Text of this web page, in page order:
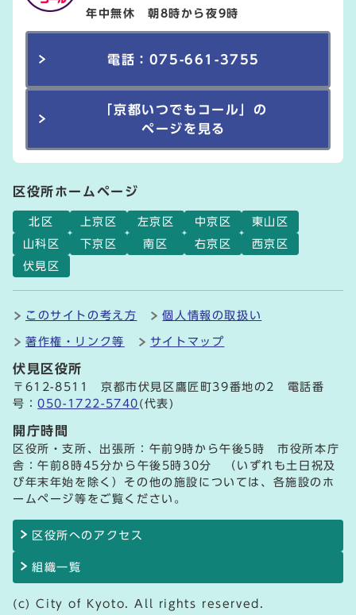
年中無休 朝8時から夜9時
電話：075-661-3755
「京都いつでもコール」の
ページを見る
区役所ホームページ
北区 上京区 左京区 中京区
東山区
山科区
下京区 南区 右京区
西京区
伏見区
このサイトの考え方 個人情報の取扱い
著作権・リンク等 サイトマップ
伏見区役所
〒612-8511 京都市伏見区鷹匠町39番地の2 電話番
号：050-1722-5740 (代表)
開庁時間
区役所・支所、出張所：午前9時から午後5時 市役所本庁
舎：午前8時45分から午後5時30分 （いずれも土日祝及
び年末年始を除く）その他の施設については、各施設のホ
ームページ等をご覧ください。
区役所へのアクセス
組織一覧
(c) City of Kyoto. All rights reserved.